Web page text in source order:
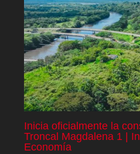
Inicia oficialmente la
Troncal Magdalena 1 |
Economía